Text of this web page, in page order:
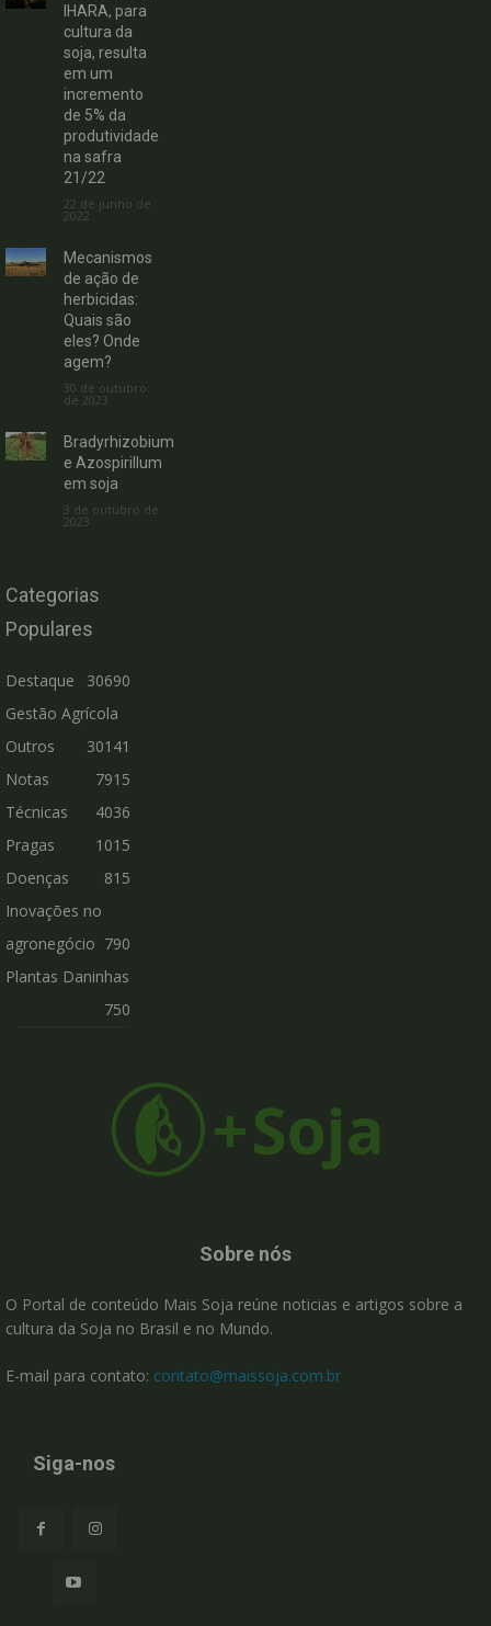
IHARA, para
cultura da
soja, resulta
em um
incremento
de 5% da
produtividade
na safra
21/22
22 de junho de
2022
Mecanismos
de ação de
herbicidas:
Quais são
eles? Onde
agem?
30 de outubro
de 2023
Bradyrhizobium
e Azospirillum
em soja
3 de outubro de
2023
Categorias
Populares
Destaque
30690
Gestão Agrícola
30141
Outros
7915
Notas
Técnicas
4036
Pragas
1015
Doenças
815
Inovações no
agronegócio 790
Plantas Daninhas
750
Sobre nós
O Portal de conteúdo Mais Soja reúne noticias e artigos sobre a
cultura da Soja no Brasil e no Mundo.
E-mail para contato: contato@maissoja.com.br
Siga-nos